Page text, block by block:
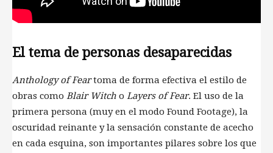
El tema de personas desaparecidas
Anthology of Feartoma de forma efectiva el estilo de
obras como Blair Witch o Layers of Fear. El uso de la
primera persona (muy en el modo Found Footage), la
oscuridad reinante y la sensación constante de acecho
en cada esquina, son importantes pilares sobre los que